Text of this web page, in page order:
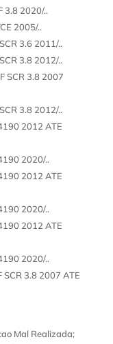
3.8 2020/..
2005/..
3.6 2011/..
3.8 2012/..
SCR 3.8 2007
3.8 2012/..
2012 ATE
2020/..
2012 ATE
2020/..
2012 ATE
2020/..
SCR 3.8 2007 ATE
Mal Realizada;